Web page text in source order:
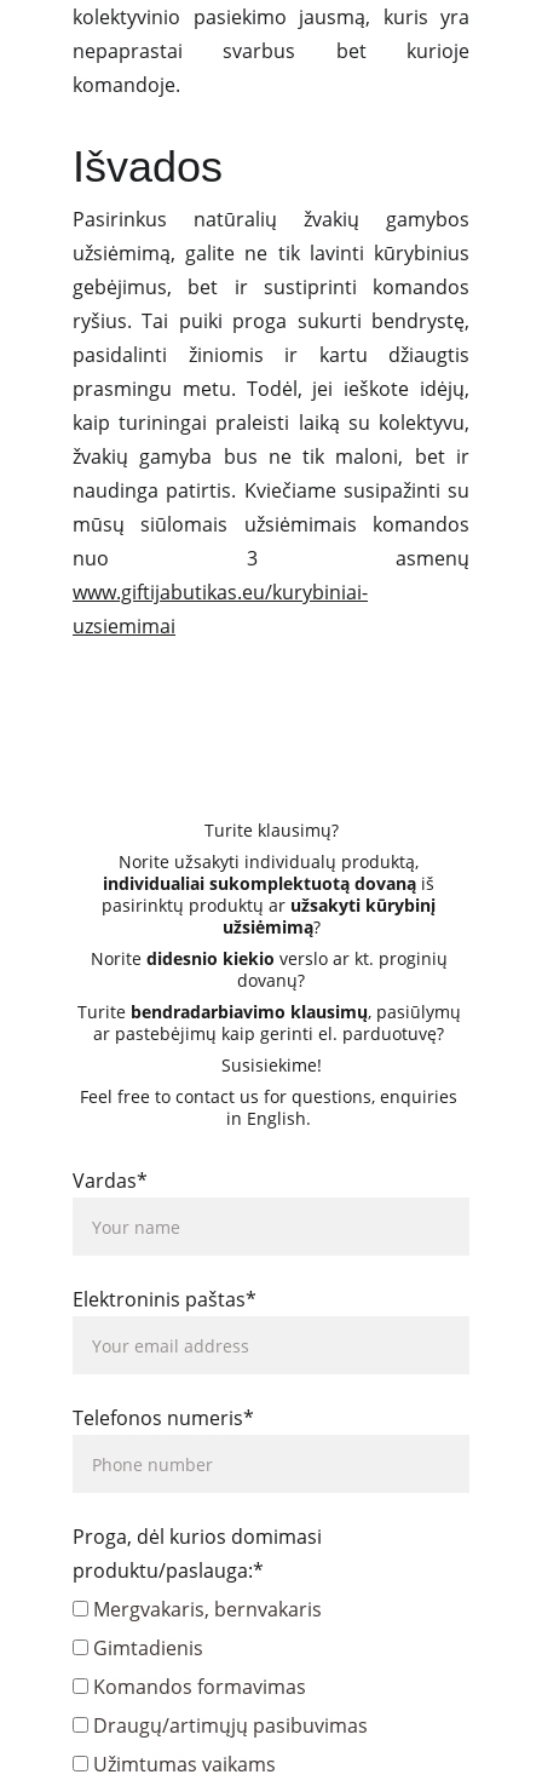
kolektyvinio pasiekimo jausmą, kuris yra
nepaprastai svarbus bet kurioje
komandoje.
Išvados
Pasirinkus natūralių žvakių gamybos
užsiėmimą, galite ne tik lavinti kūrybinius
gebėjimus, bet ir sustiprinti komandos
ryšius. Tai puiki proga sukurti bendrystę,
pasidalinti žiniomis ir kartu džiaugtis
prasmingu metu. Todėl, jei ieškote idėjų,
kaip turiningai praleisti laiką su kolektyvu,
žvakių gamyba bus ne tik maloni, bet ir
naudinga patirtis. Kviečiame susipažinti su
mūsų siūlomais užsiėmimais komandos
nuo 3 asmenų
www.giftijabutikas.eu/kurybiniai-
uzsiemimai
Turite klausimų?
Norite užsakyti individualų produktą,
individualiai sukomplektuotą dovaną iš
pasirinktų produktų ar užsakyti kūrybinį
užsiėmimą?
Norite didesnio kiekio verslo ar kt. proginių
dovanų?
Turite bendradarbiavimo klausimų, pasiūlymų
ar pastebėjimų kaip gerinti el. parduotuvę?
Susisiekime!
Feel free to contact us for questions, enquiries
in English.
Vardas*
Elektroninis paštas*
Telefonos numeris*
Proga, dėl kurios domimasi
produktu/paslauga:*
Mergvakaris, bernvakaris
Gimtadienis
Komandos formavimas
Draugų/artimųjų pasibuvimas
Užimtumas vaikams